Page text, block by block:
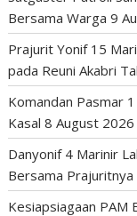
Bersama Warga 9
Prajurit Yonif 15
pada Reuni Akabri
Komandan Pasmar
Kasal 8 August 2026
Danyonif 4 Marinir
Bersama Prajuritnya
Kesiapsiagaan PAM